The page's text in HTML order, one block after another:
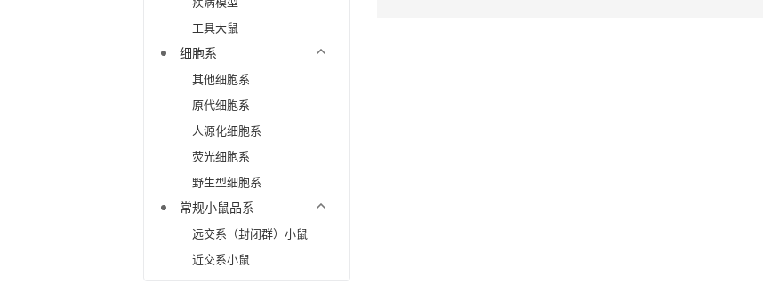
工具大鼠
细胞系
其他细胞系
原代细胞系
人源化细胞系
荧光细胞系
野生型细胞系
常规小鼠品系
远交系（封闭群）小鼠
近交系小鼠